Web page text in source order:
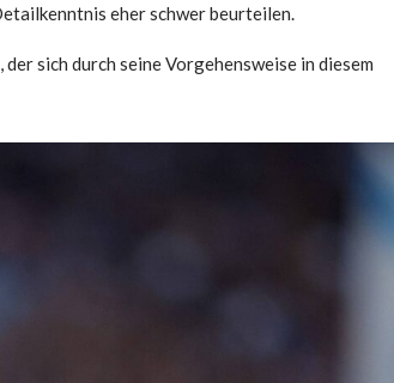
eher schwer beurteilen.
sich durch seine Vorgehensweise in diesem